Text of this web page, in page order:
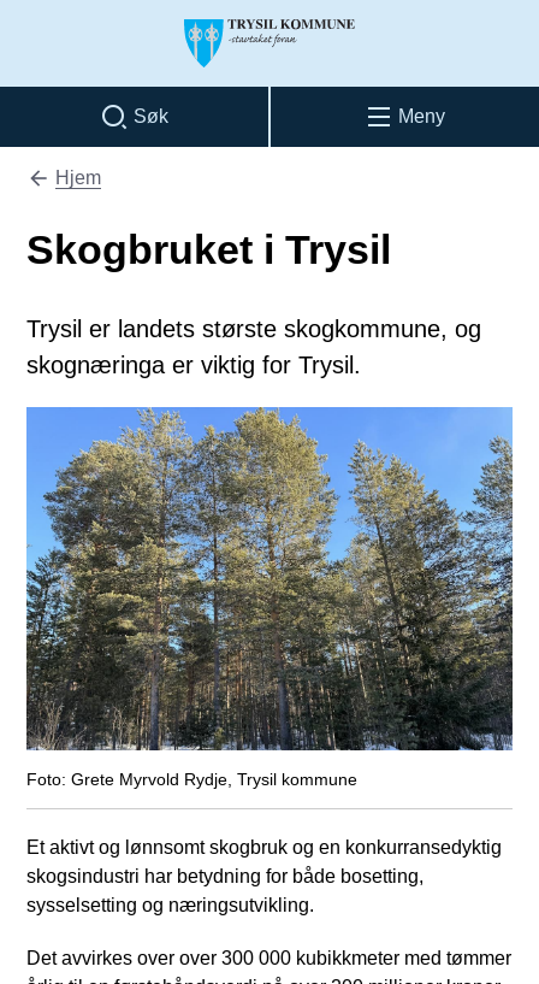
Trysil kommune
Søk Meny
Du er her:
Hjem
Skogbruket i Trysil
Trysil er landets største skogkommune, og
skognæringa er viktig for Trysil.
Grete Myrvold Rydje, Trysil kommune
Et aktivt og lønnsomt skogbruk og en konkurransedyktig
skogsindustri har betydning for både bosetting,
sysselsetting og næringsutvikling.
Det avvirkes over over 300 000 kubikkmeter med tømmer